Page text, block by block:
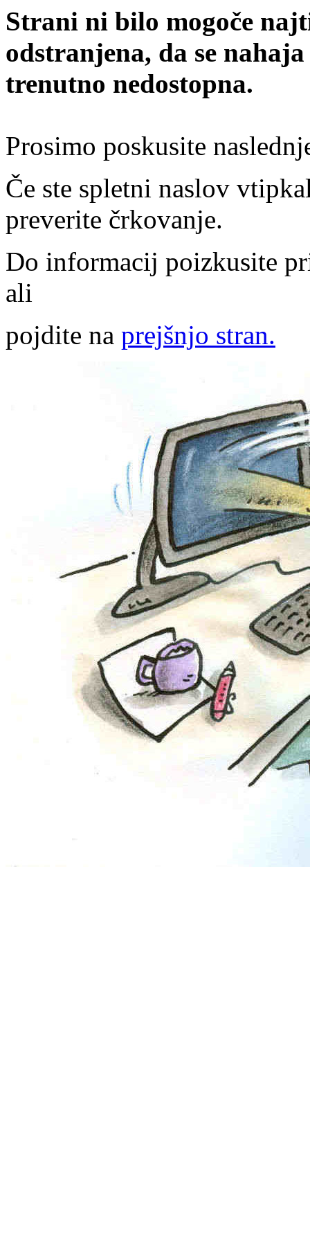
Strani ni bilo mogoče
odstranjena, da se
trenutno nedostopna.
Prosimo poskusite
Če ste spletni naslov
preverite črkovanje.
Do informacij poizkusite
ali
pojdite na prejšnjo stran.